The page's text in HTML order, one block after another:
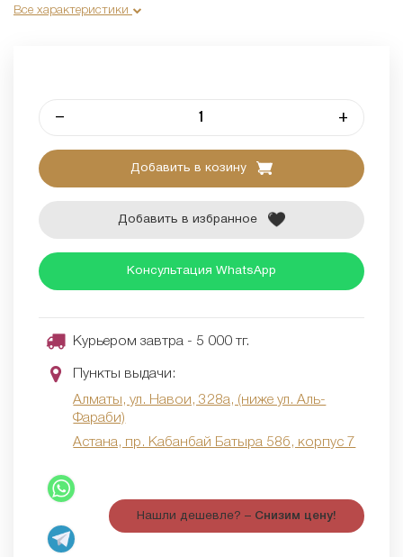
Все характеристики
– +
Добавить в козину
Добавить в избранное
Консультация WhatsApp
Курьером завтра - 5 000 тг.
Пункты выдачи:
Алматы, ул. Навои, 328а, (ниже ул. Аль-
Фараби)
Астана, пр. Кабанбай Батыра 58б, корпус 7
Нашли дешевле? – Снизим цену!